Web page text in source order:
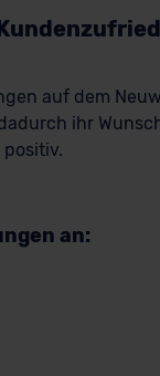
auf dem
ihr
an: